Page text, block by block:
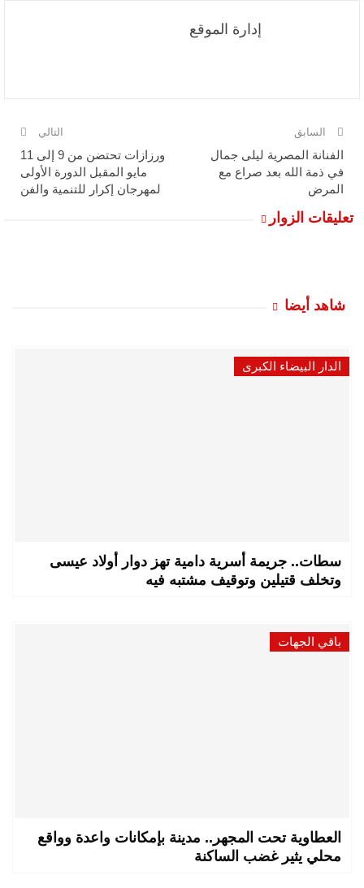
إدارة الموقع
السابق
الفنانة المصرية ليلى جمال
في ذمة الله بعد صراع مع
المرض
التالي
ورزازات تحتضن من 9 إلى 11
مايو المقبل الدورة الأولى
لمهرجان إكرار للتنمية والفن
تعليقات الزوار
شاهد أيضا
الدار البيضاء الكبرى
سطات.. جريمة أسرية دامية تهز دوار أولاد عيسى
وتخلف قتيلين وتوقيف مشتبه فيه
باقي الجهات
العطاوية تحت المجهر.. مدينة بإمكانات واعدة وواقع
محلي يثير غضب الساكنة